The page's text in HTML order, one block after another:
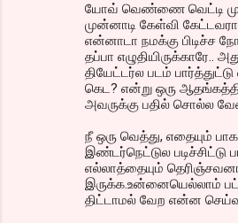
யோவ் வெண்ணை வெட்டி
முன்னாடி கேள்வி
என்னாடா நமக்கு பிடிச்ச
தப்பா எழுதியிருக்காரே..
தியேட்டர்ல படம்
கெட? என்று ஒரு
அவருக்கு பதில் சொல்ல
நீ ஒரு வெத்து, எதையும்
இண்டர்நெட்டுல படிச்சிட்டு
எல்லாத்தையும்
இருக்க.உன்னையெல்லாம்
திட்டாமல் வேற என்ன